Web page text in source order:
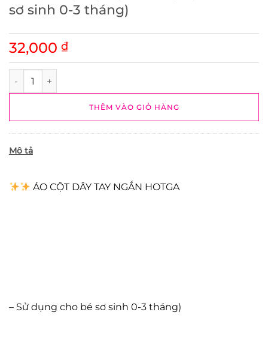
sơ sinh 0-3 tháng)
32,000 ₫
Áo cột dây tay ngắn Hotga (Cho bé sơ sinh 0-3 tháng) số
THÊM VÀO GIỎ HÀNG
Mô tả
ÁO CỘT DÂY TAY NGẮN HOTGA
– Sử dụng cho bé sơ sinh 0-3 tháng)